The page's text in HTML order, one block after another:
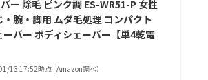
ー 除毛 ピンク調 ES-WR51-P 女性
腕・脚用 ムダ毛処理 コンパクト
ーバー ボディシェーバー【単4乾電
13 17:52時点 | Amazon調べ）